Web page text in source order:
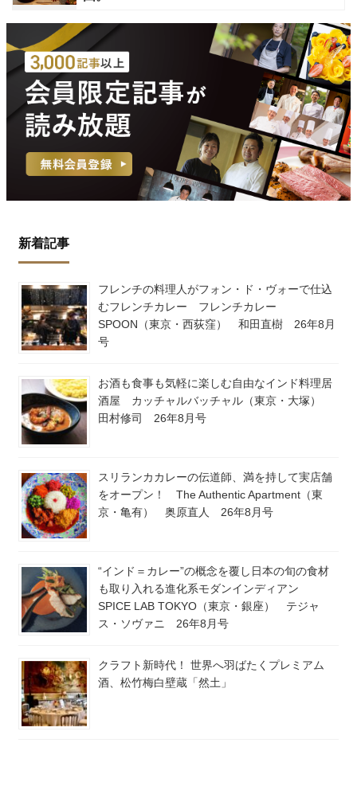
新着記事
フレンチの料理人がフォン・ド・ヴォーで仕込
むフレンチカレー フレンチカレー
SPOON（東京・西荻窪） 和田直樹 26年8月
号
お酒も食事も気軽に楽しむ自由なインド料理居
酒屋 カッチャルバッチャル（東京・大塚）
田村修司 26年8月号
スリランカカレーの伝道師、満を持して実店舗
をオープン！ The Authentic Apartment（東
京・亀有） 奥原直人 26年8月号
“インド＝カレー”の概念を覆し日本の旬の食材
も取り入れる進化系モダンインディアン
SPICE LAB TOKYO（東京・銀座） テジャ
ス・ソヴァニ 26年8月号
クラフト新時代！ 世界へ羽ばたくプレミアム
酒、松竹梅白壁蔵「然土」